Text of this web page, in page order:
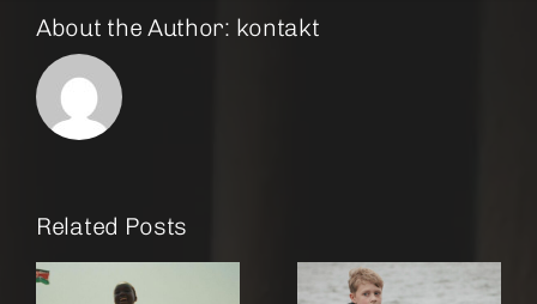
About the Author: kontakt
Related Posts